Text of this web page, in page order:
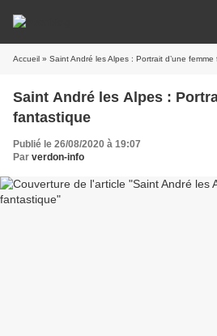
Accueil » Saint André les Alpes : Portrait d’une femme
Saint André les Alpes :
fantastique
Publié le 26/08/2020 à 19:07
Par verdon-info